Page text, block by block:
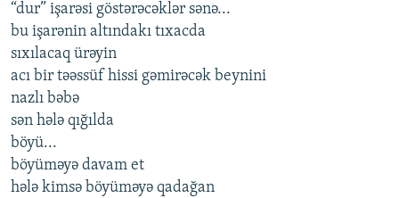
“dur” işarəsi göstərəcəklər sənə...
bu işarənin altındakı tıxacda
sıxılacaq ürəyin
acı bir təəssüf hissi gəmirəcək beynini
nazlı bəbə
sən hələ qığılda
böyü...
böyüməyə davam et
hələ kimsə böyüməyə qadağan